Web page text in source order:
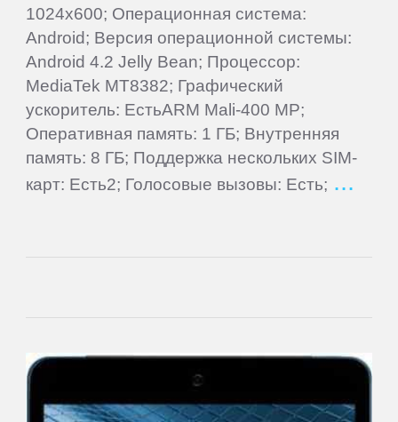
1024x600; Операционная система:
Android; Версия операционной системы:
Android 4.2 Jelly Bean; Процессор:
MediaTek MT8382; Графический
ускоритель: ЕстьARM Mali-400 MP;
Оперативная память: 1 ГБ; Внутренняя
память: 8 ГБ; Поддержка нескольких SIM-
карт: Есть2; Голосовые вызовы: Есть;
Krez
Lark
Lenovo
LG
Mio